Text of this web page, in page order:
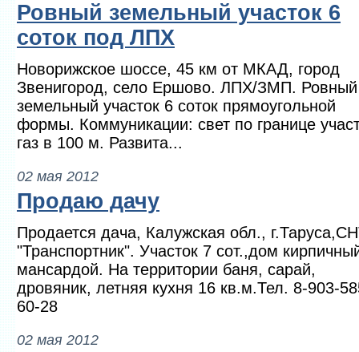
Ровный земельный участок 6
соток под ЛПХ
Новорижское шоссе, 45 км от МКАД, город
Звенигород, село Ершово. ЛПХ/ЗМП. Ровный
земельный участок 6 соток прямоугольной
формы. Коммуникации: свет по границе
газ в 100 м. Развита...
02 мая 2012
Продаю дачу
Продается дача, Калужская обл.,
"Транспортник". Участок 7 сот.,дом
мансардой. На территории баня, сарай,
дровяник, летняя кухня 16 кв.м.Тел. 8-903-
60-28
02 мая 2012